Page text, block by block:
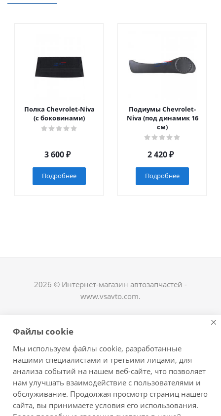
Полка Chevrolet-Niva
(с боковинами)
3 600₽
Подробнее
Подиумы Chevrolet-
Niva (под динамик 16
см)
2 420₽
Подробнее
2026 © Интернет-магазин автозапчастей -
www.vsavto.com.
+7 (8482) 622-122 avtovs@yandex.ru
г. Тольятти, ул. Офицерская 14, ГСК "Пламя", 4
этаж, офис 476
Оставайтесь на связи
Файлы cookie
Мы используем файлы cookie, разработанные
нашими специалистами и третьими лицами, для
анализа событий на нашем веб-сайте, что позволяет
нам улучшать взаимодействие с пользователями и
обслуживание. Продолжая просмотр страниц нашего
сайта, вы принимаете условия его использования.